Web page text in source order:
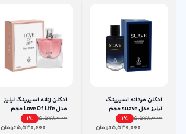
ادکلن مردانه اسپرینگ
لیلیز مدل suave حجم
100mL
5,578,000
1%
5,530,000تومان
ادکلن زنانه اسپرینگ لیلیز
مدل Love Of Life حجم
100میلی لیتر
5,578,000
1%
5,530,000تومان